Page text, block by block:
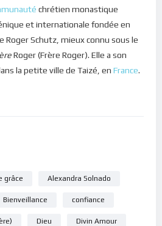
chrétien monastique
et internationale fondée en
Roger Schutz, mieux connu sous le
Roger (Frère Roger). Elle a son
la petite ville de Taizé, en France.
grâce Alexandra Solnado
Bienveillance confiance
Dieu Divin Amour